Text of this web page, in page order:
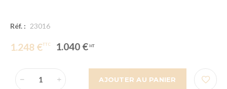
Réf. : 23016
1.248 € 1.040 €
AJOUTER AU PANIER